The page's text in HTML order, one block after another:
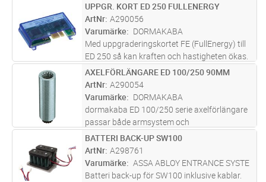
ST Lägg i kundvagn
UPPGR. KORT ED 250 FULLENERGY
ArtNr A290056
Varumärke
DORMAKABA
Med uppgraderingskortet FE (FullEnergy) till
ED 250 så kan kraften och hastigheten ökas.
Säkerhetssensorer bör monteras på både
gångjärnssida och anslagssida för att behålla
säkerheten i dörrmiljön. ...läs mer
ST Lägg i kundvagn
AXELFÖRLÄNGARE ED 100/250 90MM
ArtNr A290054
Varumärke
DORMAKABA
dormakaba ED 100/250 serie axelförlängare
passar både armsystem och
glidskenesystem. Finns i följande längder:
20mm. 30mm. 60mm. 90mm. OBS! 90mm
axelförlängare får ej användas tillsammans
med ED 100 ...läs mer
ST Lägg i kundvagn
BATTERI BACK-UP SW100
ArtNr A298761
Varumärke
ASSA ABLOY ENTRANCE SYSTE
Batteri back-up för SW100 inklusive kablar.